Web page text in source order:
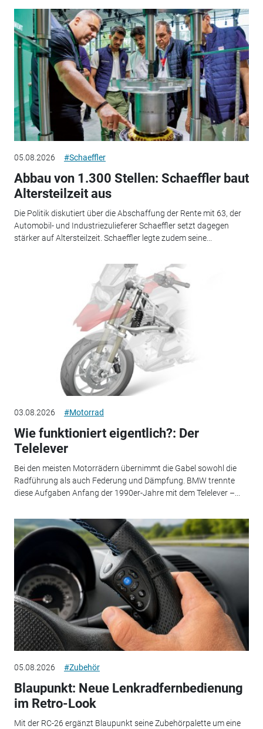
05.08.2026 #Schaeffler
Abbau von 1.300 Stellen: Schaeffler baut
Altersteilzeit aus
Die Politik diskutiert über die Abschaffung der Rente mit 63, der
Automobil- und Industriezulieferer Schaeffler setzt dagegen
stärker auf Altersteilzeit. Schaeffler legte zudem seine...
03.08.2026 #Motorrad
Wie funktioniert eigentlich?: Der
Telelever
Bei den meisten Motorrädern übernimmt die Gabel sowohl die
Radführung als auch Federung und Dämpfung. BMW trennte
diese Aufgaben Anfang der 1990er-Jahre mit dem Telelever –...
05.08.2026 #Zubehör
Blaupunkt: Neue Lenkradfernbedienung
im Retro-Look
Mit der RC-26 ergänzt Blaupunkt seine Zubehörpalette um eine